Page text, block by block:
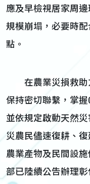
應及早檢視居家周
規模崩塌，必要時
點。
在農業災損救助
保持密切聯繫，掌
並依規定啟動天然
災農民儘速復耕、
農業產物及民間設
部已陸續公告辦理